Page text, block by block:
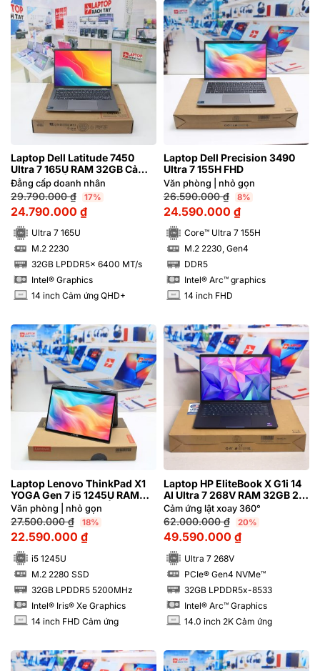
Laptop Dell Latitude 7450
Ultra 7 165U RAM 32GB Cảm
ứng QHD+ | Hàng xách tay
99%
Đẳng cấp doanh nhân
29.790.000₫ 17%
24.790.000 ₫
Ultra 7 165U
SSD M.2 2230
32GB LPDDR5x 6400 MT/s
Intel® Graphics
INCH 14 inch Cảm ứng QHD+
Laptop Dell Precision 3490
Ultra 7 155H FHD
Văn phòng | nhỏ gọn
26.590.000₫ 8%
24.590.000 ₫
Core™ Ultra 7 155H
SSD M.2 2230, Gen4
DDR5
Intel® Arc™ graphics
INCH 14 inch FHD
Laptop Lenovo ThinkPad X1
YOGA Gen 7 i5 1245U RAM
32GB FHD Cảm ứng | Hàng
xách tay 99%
Văn phòng | nhỏ gọn
27.500.000₫ 18%
22.590.000 ₫
i5 1245U
M.2 2280 SSD
32GB LPDDR5 5200MHz
Intel® Iris® Xe Graphics
14 inch FHD Cảm ứng
Laptop HP EliteBook X G1i 14
AI Ultra 7 268V RAM 32GB 2K
Cảm ứng
Cảm ứng lật xoay 360°
62.000.000₫ 20%
49.590.000 ₫
Ultra 7 268V
PCIe® Gen4 NVMe™
32GB LPDDR5x-8533
Intel® Arc™ Graphics
14.0 inch 2K Cảm ứng